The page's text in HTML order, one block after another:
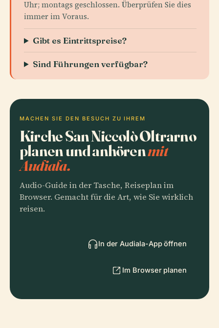
Uhr; montags geschlossen. Überprüfen Sie dies
immer im Voraus.
Gibt es Eintrittspreise?
Sind Führungen verfügbar?
MACHEN SIE DEN BESUCH ZU IHREM
Kirche San Niccolò Oltrarno
planen und anhörenmit
Audiala.
Audio-Guide in der Tasche, Reiseplan im
Browser. Gemacht für die Art, wie Sie wirklich
reisen.
In der Audiala-App öffnen
Im Browser planen